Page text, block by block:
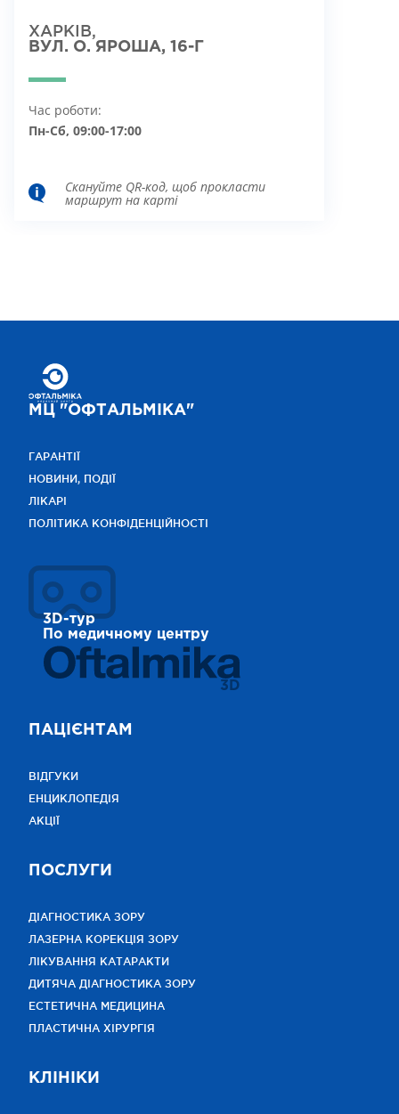
ХАРКІВ,
ВУЛ. О. ЯРОША, 16-Г
Час роботи:
Пн-Сб, 09:00-17:00
Скануйте QR-код, щоб прокласти
маршрут на карті
МЦ "ОФТАЛЬМІКА"
ГАРАНТІЇ
НОВИНИ, ПОДІЇ
ЛІКАРІ
ПОЛІТИКА КОНФІДЕНЦІЙНОСТІ
3D-тур
По медичному центру
3D
ПАЦІЄНТАМ
ВІДГУКИ
ЕНЦИКЛОПЕДІЯ
АКЦІЇ
ПОСЛУГИ
ДІАГНОСТИКА ЗОРУ
ЛАЗЕРНА КОРЕКЦІЯ ЗОРУ
ЛІКУВАННЯ КАТАРАКТИ
ДИТЯЧА ДІАГНОСТИКА ЗОРУ
ЕСТЕТИЧНА МЕДИЦИНА
ПЛАСТИЧНА ХІРУРГІЯ
КЛІНІКИ